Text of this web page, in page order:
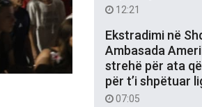
12:21
Ekstradimi në
Ambasada
strehë për ata
për t’i shpëtuar
07:05